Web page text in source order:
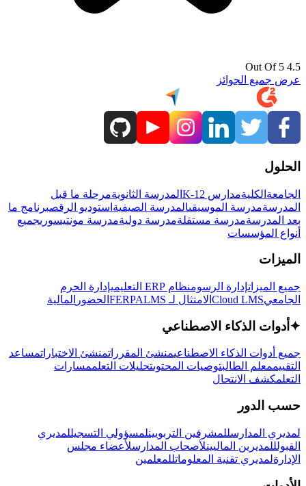
4.5 Out Of 5
عرض جميع الجوائز
الحلول
الجامعة الكليةمدارس K-12 المدرسة الثانويةمرحلة ما قبل
المدرسةمدرسة الموسيقىالمدرسة الصيفية استوديو الرقصبرنامج ما
بعد المدرسةمدرسة مستقلةمدرسة دوليةمدرسة مونتيسوريجميع
أنواع المؤسسات
الميزات
جميع الميزاتإدارة الرسومنظام ERP التعليمي
إدارة الحرم
الجامعيCloud LMS الامتثال لـ FERPA LMS الحضور المالية
✦ أدوات الذكاء الاصطناعي
جميع أدوات الذكاء الاصطناعيمنشئ المقرراتمنشئ الاختباراتمساعد
التقييممعلم الطالبتوصيات المحتوىتحليلات التعلممسارات
التعلمكشف الانتحال
حسب الدور
لمديري المدارسللمشرفين التربويينلمسؤولي التسجيللمديري
القبولللمديرين الماليينلأصحاب المدارسلأعضاء مجلس
الإدارةلمديري تقنية المعلوماتللمعلمين